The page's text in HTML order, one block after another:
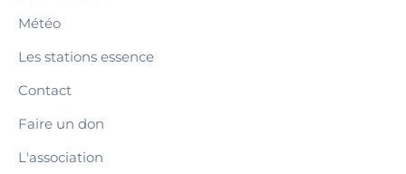
Météo
Les stations essence
Contact
Faire un don
L'association